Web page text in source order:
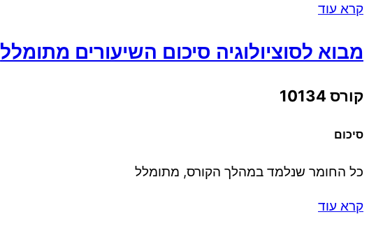
קרא עוד
מבוא לסוציולוגיה סיכום השיעורים מתומלל
קורס 10134
סיכום
כל החומר שנלמד במהלך הקורס, מתומלל
קרא עוד